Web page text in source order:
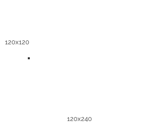
120x120
120x240